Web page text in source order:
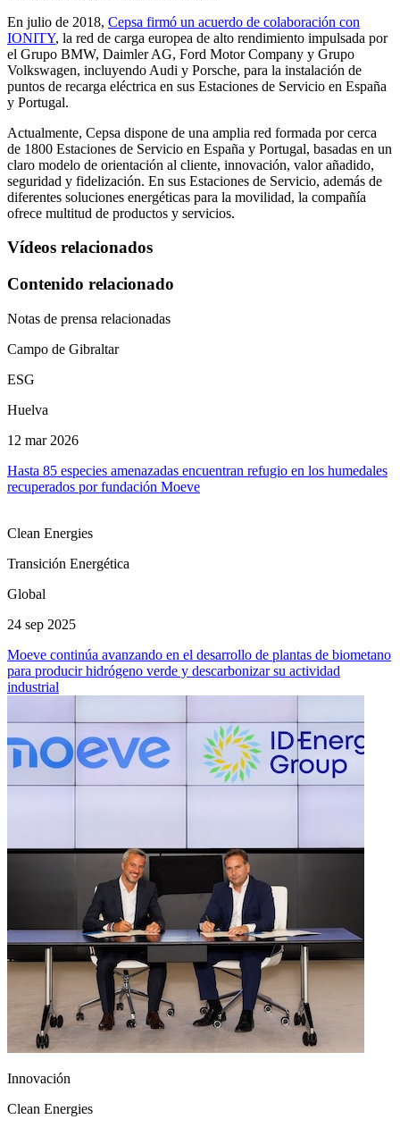
En julio de 2018, Cepsa firmó un acuerdo de colaboración con
IONITY, la red de carga europea de alto rendimiento impulsada por
el Grupo BMW, Daimler AG, Ford Motor Company y Grupo
Volkswagen, incluyendo Audi y Porsche, para la instalación de
puntos de recarga eléctrica en sus Estaciones de Servicio en España
y Portugal.
Actualmente, Cepsa dispone de una amplia red formada por cerca
de 1800 Estaciones de Servicio en España y Portugal, basadas en un
claro modelo de orientación al cliente, innovación, valor añadido,
seguridad y fidelización. En sus Estaciones de Servicio, además de
diferentes soluciones energéticas para la movilidad, la compañía
ofrece multitud de productos y servicios.
Vídeos relacionados
Contenido relacionado
Notas de prensa relacionadas
Campo de Gibraltar
ESG
Huelva
12 mar 2026
Hasta 85 especies amenazadas encuentran refugio en los humedales
recuperados por fundación Moeve
Clean Energies
Transición Energética
Global
24 sep 2025
Moeve continúa avanzando en el desarrollo de plantas de biometano
para producir hidrógeno verde y descarbonizar su actividad
industrial
Innovación
Clean Energies